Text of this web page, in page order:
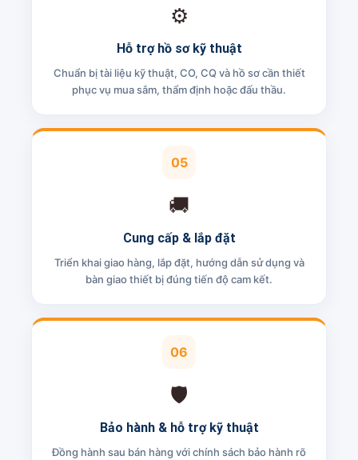
⚙️
Hỗ trợ hồ sơ kỹ thuật
Chuẩn bị tài liệu kỹ thuật, CO, CQ và hồ sơ cần thiết
phục vụ mua sắm, thẩm định hoặc đấu thầu.
05
🚚
Cung cấp & lắp đặt
Triển khai giao hàng, lắp đặt, hướng dẫn sử dụng và
bàn giao thiết bị đúng tiến độ cam kết.
06
🛡️
Bảo hành & hỗ trợ kỹ thuật
Đồng hành sau bán hàng với chính sách bảo hành rõ